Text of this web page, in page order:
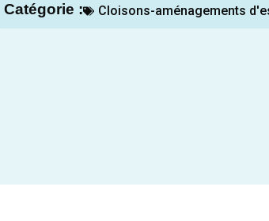
Catégorie : Cloisons-aménagements